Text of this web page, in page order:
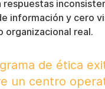
respuestas
información y cero
organizacional real.
de ética
un centro